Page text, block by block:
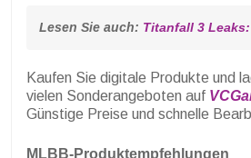
Lesen Sie auch: Titanfall 3
Kaufen Sie digitale Produkte und
vielen Sonderangeboten auf
Günstige Preise und schnelle
MLBB-Produktempfehlungen